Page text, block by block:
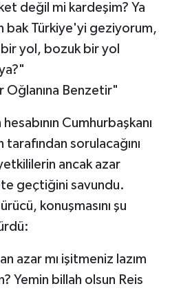
değil mi kardeşim? Ya
bak Türkiye'yi geziyorum,
yol, bozuk bir yol
Oğlanına Benzetir"
Cumhurbaşkanı
sorulacağını
ancak azar
geçtiğini savundu.
konuşmasını şu
azar mı işitmeniz lazım
Yemin billah olsun Reis